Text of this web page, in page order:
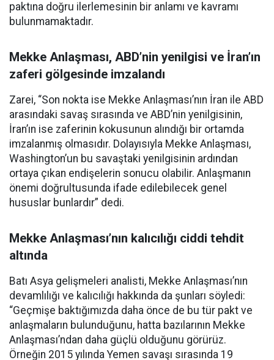
paktına doğru ilerlemesinin bir anlamı ve kavramı
bulunmamaktadır.
Mekke Anlaşması, ABD’nin yenilgisi ve İran’ın
zaferi gölgesinde imzalandı
Zarei, “Son nokta ise Mekke Anlaşması’nın İran ile ABD
arasındaki savaş sırasında ve ABD’nin yenilgisinin,
İran’ın ise zaferinin kokusunun alındığı bir ortamda
imzalanmış olmasıdır. Dolayısıyla Mekke Anlaşması,
Washington’un bu savaştaki yenilgisinin ardından
ortaya çıkan endişelerin sonucu olabilir. Anlaşmanın
önemi doğrultusunda ifade edilebilecek genel
hususlar bunlardır” dedi.
Mekke Anlaşması’nın kalıcılığı ciddi tehdit
altında
Batı Asya gelişmeleri analisti, Mekke Anlaşması’nın
devamlılığı ve kalıcılığı hakkında da şunları söyledi:
“Geçmişe baktığımızda daha önce de bu tür pakt ve
anlaşmaların bulunduğunu, hatta bazılarının Mekke
Anlaşması’ndan daha güçlü olduğunu görürüz.
Örneğin 2015 yılında Yemen savaşı sırasında 19